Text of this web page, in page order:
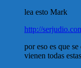
lea esto Mark
http://
por eso es que
vienen todas